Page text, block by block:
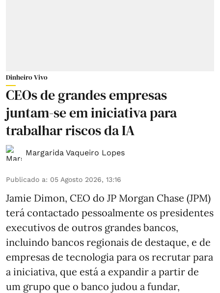
Dinheiro Vivo
CEOs de grandes empresas
juntam-se em iniciativa para
trabalhar riscos da IA
Margarida Vaqueiro Lopes
Publicado a: 05 Agosto 2026, 13:16
Jamie Dimon, CEO do JP Morgan Chase (JPM)
terá contactado pessoalmente os presidentes
executivos de outros grandes bancos,
incluindo bancos regionais de destaque, e de
empresas de tecnologia para os recrutar para
a iniciativa, que está a expandir a partir de
um grupo que o banco judou a fundar,